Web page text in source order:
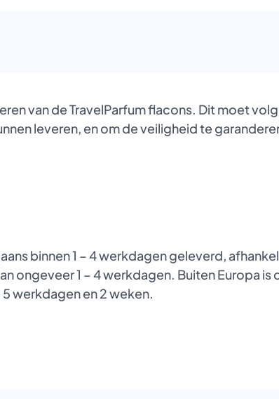
van de TravelParfum flacons. Dit moet
leveren, en om de veiligheid te
binnen 1 – 4 werkdagen geleverd,
ongeveer 1 – 4 werkdagen. Buiten Europa is
werkdagen en 2 weken.